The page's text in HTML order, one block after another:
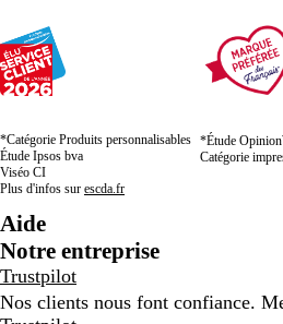
*Catégorie Produits personnalisables
Étude Ipsos bva
Viséo CI
Plus d'infos sur escda.fr
*Étude
Catégorie
Aide
Notre entreprise
Trustpilot
Nos clients nous font confiance.